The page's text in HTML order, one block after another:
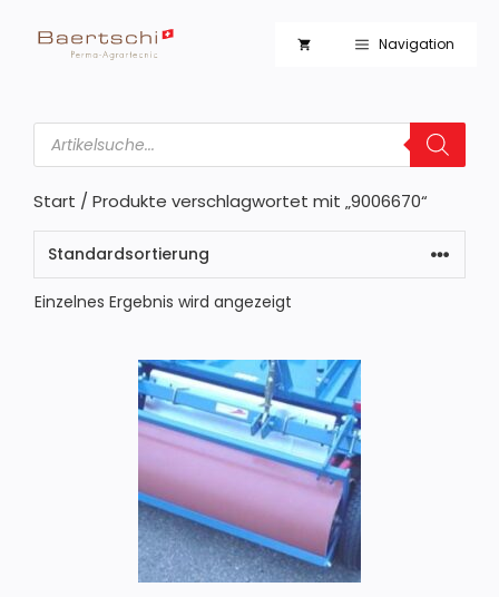
Inhalt
Navigation
Products
search
Start / Produkte verschlagwortet mit „9006670“
Einzelnes Ergebnis wird angezeigt